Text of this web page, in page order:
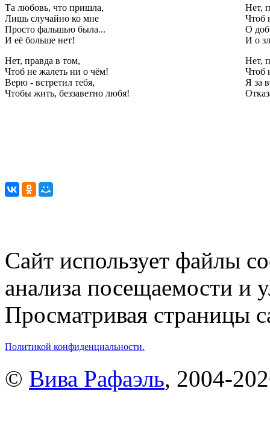
Та любовь, что пришла,
Лишь случайно ко мне
Просто фальшью была...
И её больше нет!
Нет, правда в том,
Чтоб не жалеть ни о чём!
Верю - встретил тебя,
Чтобы жить, беззаветно любя!
Нет,
Чтоб
О
И о
Нет,
Чтоб
Я за
Сайт использует файлы
анализа посещаемости и
Просматривая страницы
Политикой конфиденциальности.
© Вива Рафаэль, 2004-